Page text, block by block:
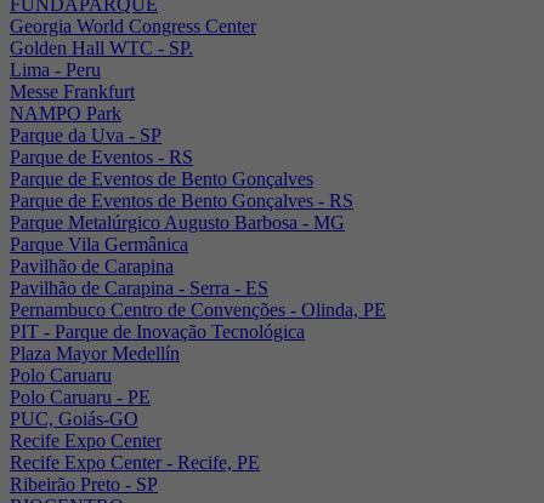
Georgia World Congress Center
Golden Hall WTC - SP.
Lima - Peru
Messe Frankfurt
NAMPO Park
Parque da Uva - SP
Parque de Eventos - RS
Parque de Eventos de Bento Gonçalves
Parque de Eventos de Bento Gonçalves - RS
Parque Metalúrgico Augusto Barbosa - MG
Parque Vila Germânica
Pavilhão de Carapina
Pavilhão de Carapina - Serra - ES
Pernambuco Centro de Convenções - Olinda, PE
PIT - Parque de Inovação Tecnológica
Plaza Mayor Medellín
Polo Caruaru
Polo Caruaru - PE
PUC, Goiás-GO
Recife Expo Center
Recife Expo Center - Recife, PE
Ribeirão Preto - SP